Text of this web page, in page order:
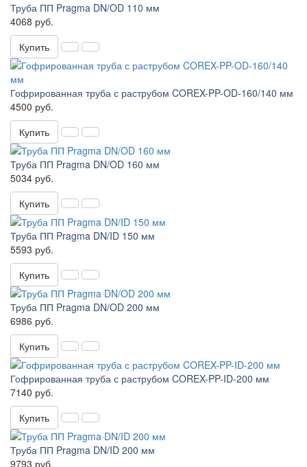
Труба ПП Pragma DN/OD 110 мм
4068 руб.
Купить
Гофрированная труба с раструбом COREX-PP-OD-160/140 мм
4500 руб.
Купить
Труба ПП Pragma DN/OD 160 мм
5034 руб.
Купить
Труба ПП Pragma DN/ID 150 мм
5593 руб.
Купить
Труба ПП Pragma DN/OD 200 мм
6986 руб.
Купить
Гофрированная труба с раструбом COREX-PP-ID-200 мм
7140 руб.
Купить
Труба ПП Pragma DN/ID 200 мм
9793 руб.